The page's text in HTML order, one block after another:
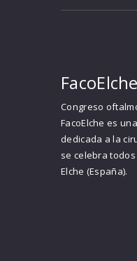
FacoElche
Congreso
FacoElche es
dedicada a la
se celebra
Elche (España).